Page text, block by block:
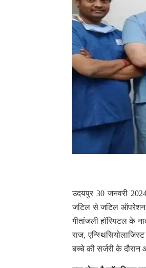
उदयपुर 30 जनवरी
जटिल से जटिल ऑपरेशन
गीतांजली हॉस्पिटल के
राज,
बच्चे की सर्जरी के